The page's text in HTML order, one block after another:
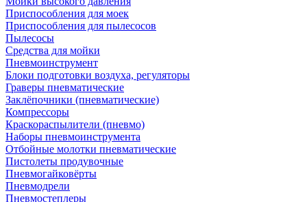
Приспособления для моек
Приспособления для пылесосов
Пылесосы
Средства для мойки
Пневмоинструмент
Блоки подготовки воздуха, регуляторы
Граверы пневматические
Заклёпочники (пневматические)
Компрессоры
Краскораспылители (пневмо)
Наборы пневмоинструмента
Отбойные молотки пневматические
Пистолеты продувочные
Пневмогайковёрты
Пневмодрели
Пневмостеплеры